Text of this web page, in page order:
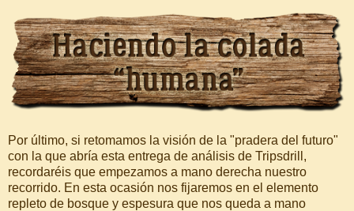
Por último, si retomamos la visión de la "pradera del futuro"
con la que abría esta entrega de análisis de Tripsdrill,
recordaréis que empezamos a mano derecha nuestro
recorrido. En esta ocasión nos fijaremos en el elemento
repleto de bosque y espesura que nos queda a mano